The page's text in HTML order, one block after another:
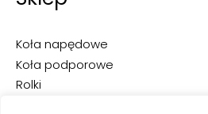
Koła napędowe
Koła podporowe
Rolki